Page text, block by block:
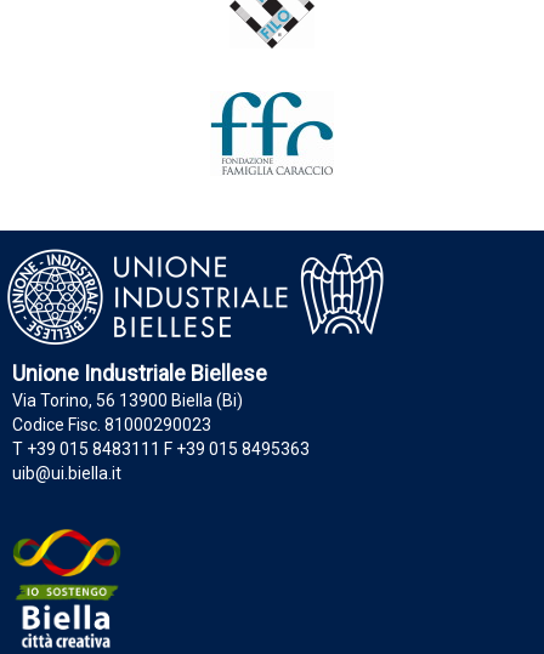
Unione Industriale Biellese
Via Torino, 56 13900 Biella (Bi)
Codice Fisc. 81000290023
T +39 015 8483111 F +39 015 8495363
uib@ui.biella.it